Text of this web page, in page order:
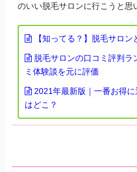
のいい脱毛サロンに行こうと思
【知ってる？】脱毛サロ
脱毛サロンの口コミ評判ラ
ミ体験談を元に評価
2021年最新版｜一番お得
はどこ？